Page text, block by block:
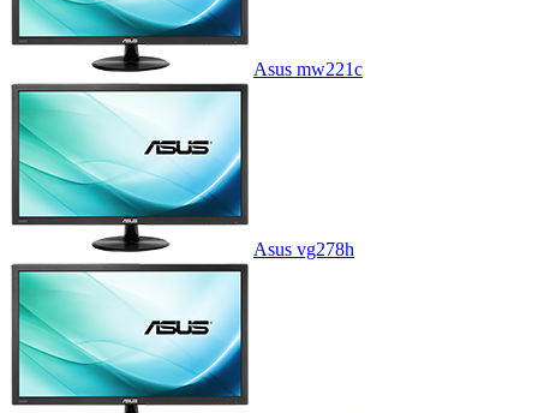
Asus mw221c
Asus vg278h